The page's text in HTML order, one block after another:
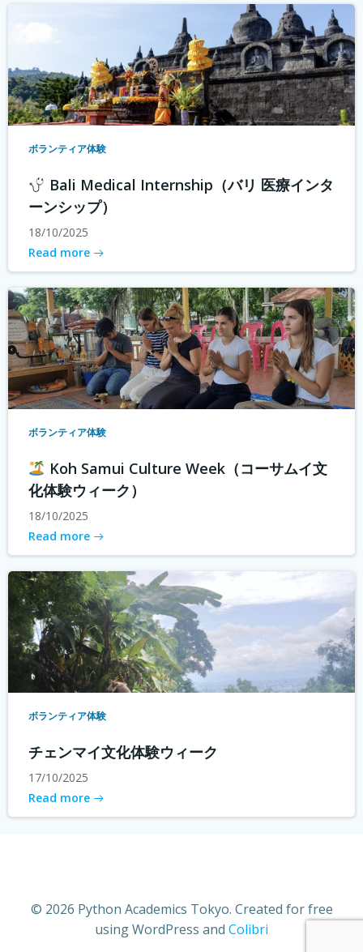
ボランティア体験
Bali Medical Internship（バリ 医療インタ
ーンシップ）
18/10/2025
Read more
ボランティア体験
Koh Samui Culture Week（コーサムイ文
化体験ウィーク）
18/10/2025
Read more
ボランティア体験
チェンマイ文化体験ウィーク
17/10/2025
Read more
© 2026 Python Academics Tokyo. Created for free
using WordPress and Colibri